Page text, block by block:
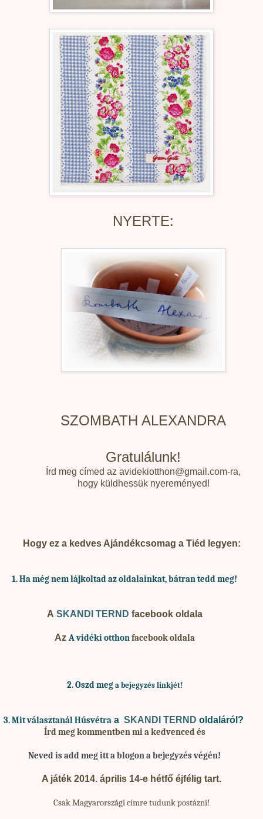
NYERTE:
SZOMBATH ALEXANDRA
Gratulálunk!
Írd meg címed az avidekiotthon@gmail.com-ra,
hogy küldhessük nyereményed!
Hogy ez a kedves Ajándékcsomag a Tiéd legyen:
1. Hamég nem lájkoltad az oldalainkat, bátran tedd meg!
A SKANDI TERND facebook oldala
Az A vidéki otthonfacebook oldala
2. Oszd mega bejegyzés linkjét!
3. Mit választanál Húsvétra a SKANDI TERND oldaláról?
Írd meg kommentben mi a kedvenced és
Neved is add meg itt a blogon a bejegyzés végén!
A játék 2014. április 14-e hétfő éjfélig tart.
Csak Magyarországi címre tudunk postázni!